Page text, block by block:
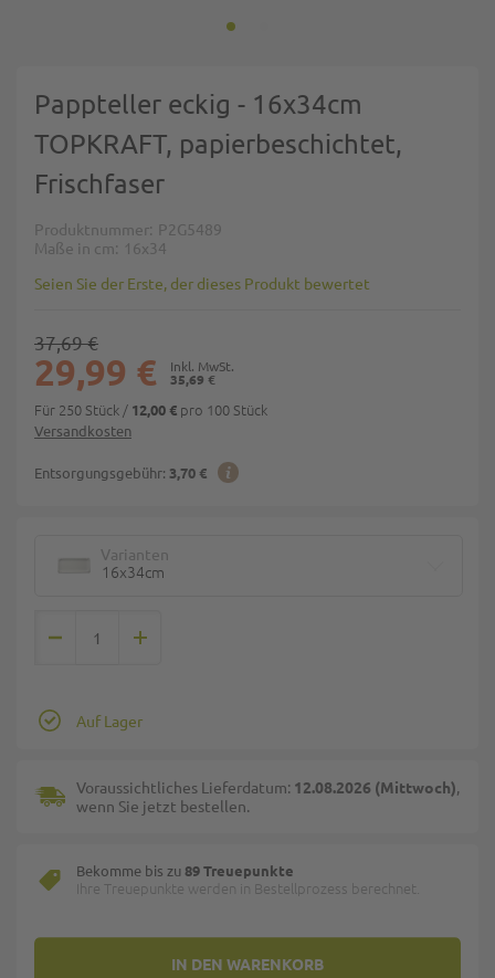
Pappteller eckig - 16x34cm
TOPKRAFT, papierbeschichtet,
Frischfaser
Produktnummer P2G5489
Maße in cm
16x34
Seien Sie der Erste, der dieses Produkt bewertet
Versandkosten
Entsorgungsgebühr: 3,70 €
35,69 €
29,99 €
37,69 €
Für 250 Stück / 12,00 € pro 100 Stück
Varianten
16x34cm
IN DEN WARENKORB
Auf Lager
Voraussichtliches Lieferdatum: 12.08.2026 (Mittwoch),
wenn Sie jetzt bestellen.
Bekomme bis zu 89 Treuepunkte
Ihre Treuepunkte werden in Bestellprozess berechnet.